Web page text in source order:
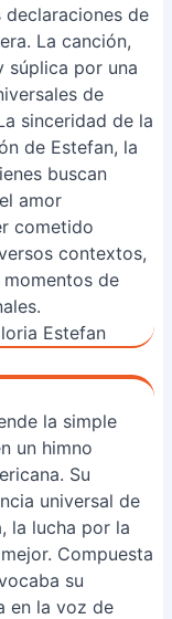
declaraciones de
La canción,
súplica por una
de
sinceridad de la
de Estefan, la
buscan
amor
cometido
contextos,
de
la simple
un himno
Su
universal de
la lucha por la
Compuesta
su
en la voz de